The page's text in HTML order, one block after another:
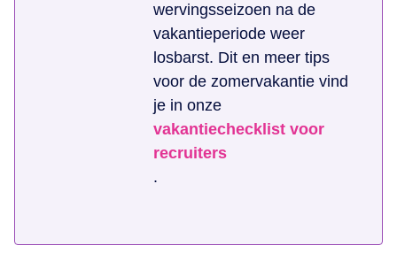
wervingsseizoen na de
vakantieperiode weer
losbarst. Dit en meer tips
voor de zomervakantie vind
je in onze
vakantiechecklist voor
recruiters
.